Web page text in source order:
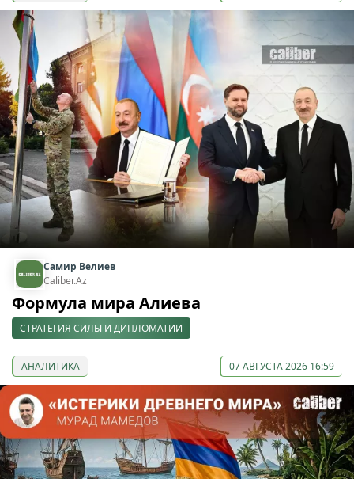
Самир Велиев
Caliber.Az
Формула мира Алиева
СТРАТЕГИЯ СИЛЫ И ДИПЛОМАТИИ
АНАЛИТИКА 07 АВГУСТА 2026 16:59